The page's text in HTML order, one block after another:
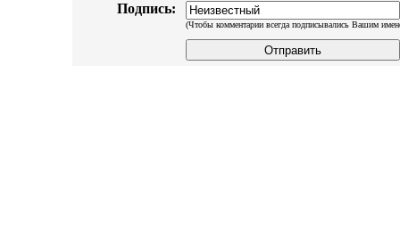
Подпись:
(Чтобы комментарии всегда подписывались Вашим